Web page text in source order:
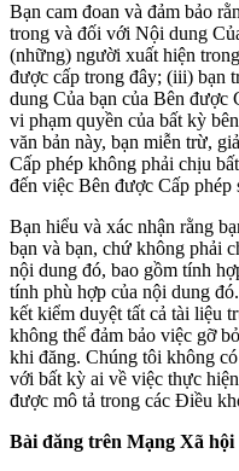
Bạn cam đoan và đảm bảo
trong và đối với Nội dung
(những) người xuất hiện
được cấp trong đây; (iii) bạn
dung Của bạn của Bên được
vi phạm quyền của bất kỳ
văn bản này, bạn miễn trừ,
Cấp phép không phải chịu
đến việc Bên được Cấp
Bạn hiểu và xác nhận rằng
bạn và bạn, chứ không phải
nội dung đó, bao gồm tính
tính phù hợp của nội dung
kết kiểm duyệt tất cả tài liệu
không thể đảm bảo việc gỡ
khi đăng. Chúng tôi không
với bất kỳ ai về việc thực
được mô tả trong các Điều
Bài đăng trên Mạng Xã hội